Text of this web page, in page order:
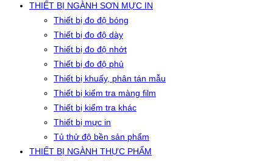
THIẾT BỊ NGÀNH SƠN MỰC IN
Thiết bị đo độ bóng
Thiết bị đo độ dày
Thiết bị đo độ nhớt
Thiết bị đo độ phủ
Thiết bị khuấy, phân tán mẫu
Thiết bị kiểm tra màng film
Thiết bị kiểm tra khác
Thiết bị mực in
Tủ thử độ bền sản phẩm
THIẾT BỊ NGÀNH THỰC PHẨM